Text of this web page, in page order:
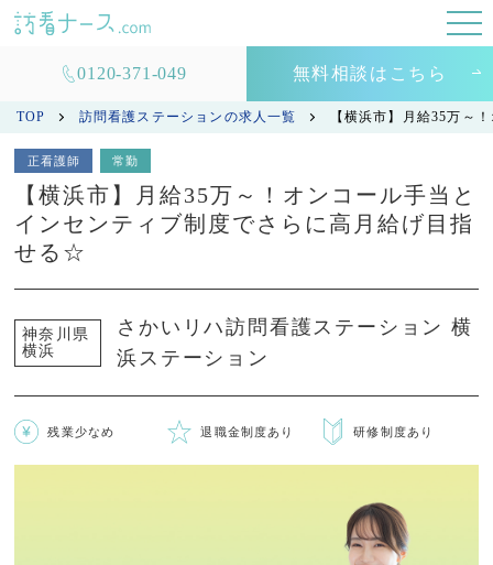
0120-371-049 無料相談はこちら
TOP 訪問看護ステーションの求人一覧 【横浜市】月給35万～
正看護師 常勤
【横浜市】月給35万～！オンコール手当と
インセンティブ制度でさらに高月給げ目指
せる☆
神奈川県
横浜
さかいリハ訪問看護ステーション 横
浜ステーション
残業少なめ 退職金制度あり 研修制度あり